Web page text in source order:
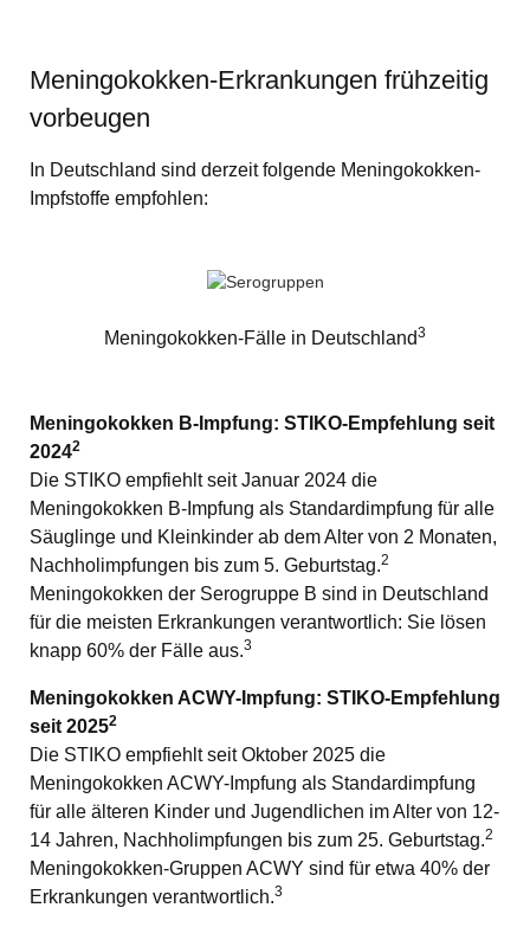
Meningokokken-Erkrankungen frühzeitig
vorbeugen
In Deutschland sind derzeit folgende Meningokokken-
Impfstoffe empfohlen:
Meningokokken-Fälle in Deutschland3
Meningokokken B-Impfung: STIKO-Empfehlung seit
20242
Die STIKO empfiehlt seit Januar 2024 die
Meningokokken B-Impfung als Standardimpfung für alle
Säuglinge und Kleinkinder ab dem Alter von 2 Monaten,
Nachholimpfungen bis zum 5. Geburtstag.2
Meningokokken der Serogruppe B sind in Deutschland
für die meisten Erkrankungen verantwortlich: Sie lösen
knapp 60% der Fälle aus.3
Meningokokken ACWY-Impfung: STIKO-Empfehlung
seit 20252
Die STIKO empfiehlt seit Oktober 2025 die
Meningokokken ACWY-Impfung als Standardimpfung
für alle älteren Kinder und Jugendlichen im Alter von 12-
14 Jahren, Nachholimpfungen bis zum 25. Geburtstag.2
Meningokokken-Gruppen ACWY sind für etwa 40% der
Erkrankungen verantwortlich.3